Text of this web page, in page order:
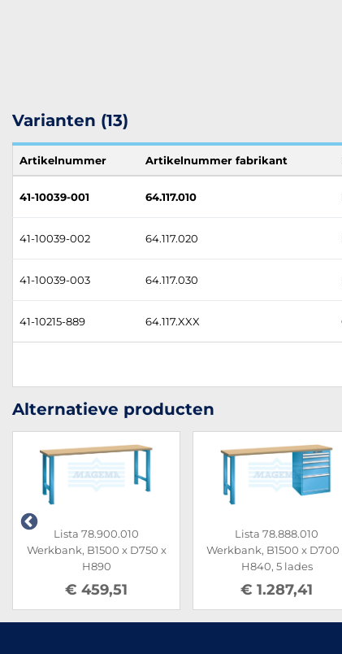
Varianten (13)
Artikelnummer Artikelnummer fabrikant
41-10039-001 64.117.010
41-10039-002 64.117.020
41-10039-003 64.117.030
41-10215-889 64.117.XXX
Alternatieve producten
Lista 78.900.010
Werkbank, B1500 x D750 x
H890
€ 459,51
Lista 78.888.010
Werkbank, B1500 x D700
H840, 5 lades
€ 1.287,41